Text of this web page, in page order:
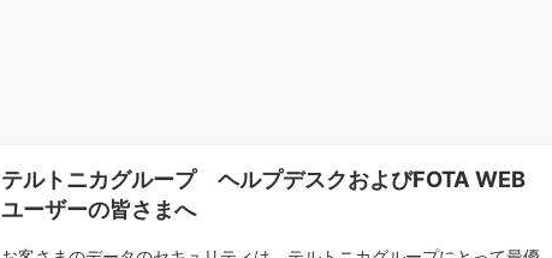
テルトニカグループ ヘルプデスクおよびFOTA WEB
ユーザーの皆さまへ